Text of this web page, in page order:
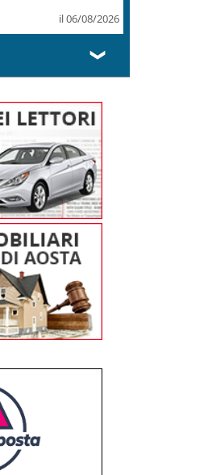
il 06/08/2026
❯